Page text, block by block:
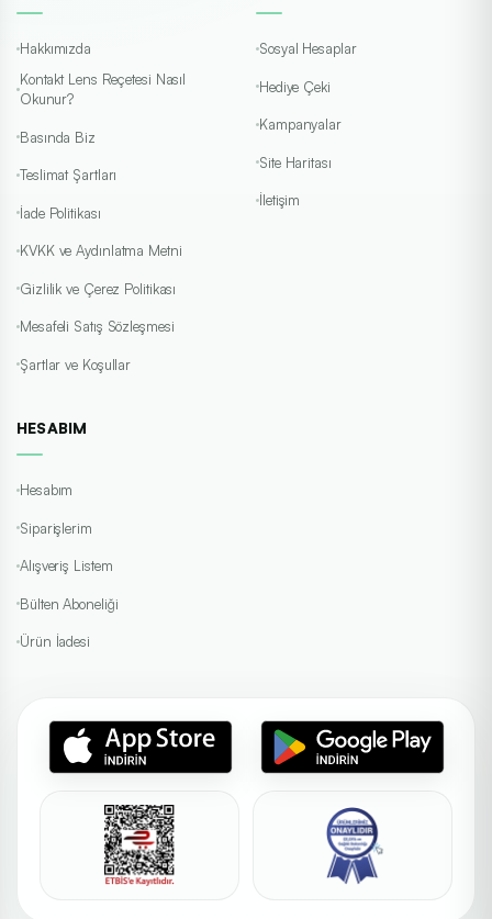
Hakkımızda
Kontakt Lens Reçetesi Nasıl
Okunur?
Basında Biz
Teslimat Şartları
İade Politikası
KVKK ve Aydınlatma Metni
Gizlilik ve Çerez Politikası
Mesafeli Satış Sözleşmesi
Şartlar ve Koşullar
Sosyal Hesaplar
Hediye Çeki
Kampanyalar
Site Haritası
İletişim
HESABIM
Hesabım
Siparişlerim
Alışveriş Listem
Bülten Aboneliği
Ürün İadesi